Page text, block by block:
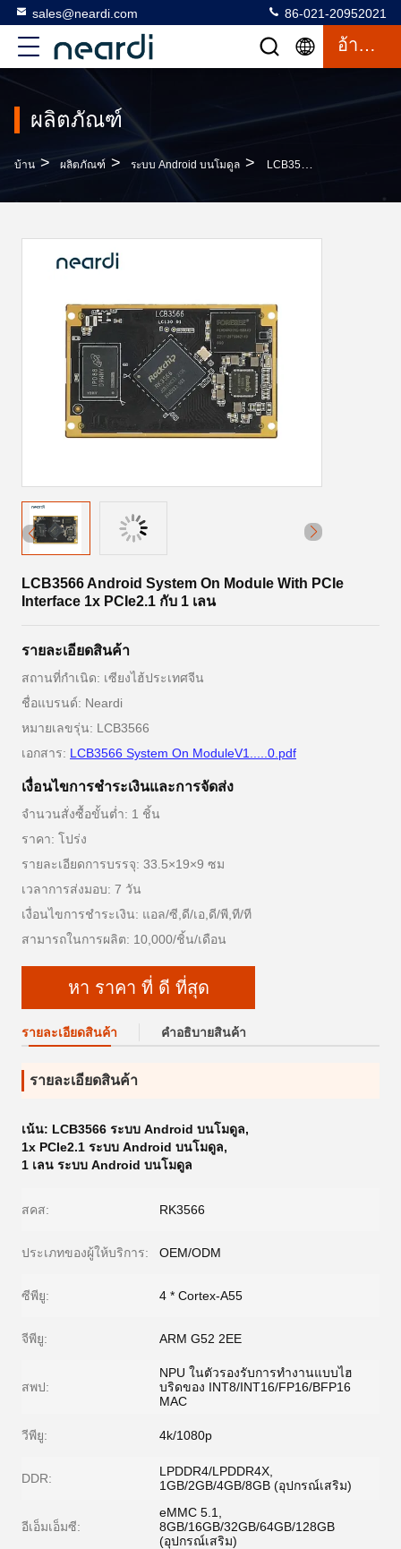
sales@neardi.com 86-021-20952021
อ้างอิง
ผลิตภัณฑ์
บ้าน > ผลิตภัณฑ์ > ระบบ Android บนโมดูล > LCB3566 Android System On Module With PCIe Interface 1x PCIe2.1 กับ 1 เลน
LCB3566 Android System On Module With PCIe
Interface 1x PCIe2.1 กับ 1 เลน
รายละเอียดสินค้า
สถานที่กำเนิด: เซียงไฮ้ประเทศจีน
ชื่อแบรนด์: Neardi
หมายเลขรุ่น: LCB3566
เอกสาร: LCB3566 System On ModuleV1.....0.pdf
เงื่อนไขการชําระเงินและการจัดส่ง
จำนวนสั่งซื้อขั้นต่ำ: 1 ชิ้น
ราคา: โปร่ง
รายละเอียดการบรรจุ: 33.5×19×9 ซม
เวลาการส่งมอบ: 7 วัน
เงื่อนไขการชำระเงิน: แอล/ซี,ดี/เอ,ดี/พี,ที/ที
สามารถในการผลิต: 10,000/ชิ้น/เดือน
หา ราคา ที่ ดี ที่สุด
รายละเอียดสินค้า คําอธิบายสินค้า
รายละเอียดสินค้า
เน้น: LCB3566 ระบบ Android บนโมดูล,
1x PCIe2.1 ระบบ Android บนโมดูล,
1 เลน ระบบ Android บนโมดูล
สคส: RK3566
ประเภทของผู้ให้บริการ: OEM/ODM
ซีพียู: 4 * Cortex-A55
จีพียู: ARM G52 2EE
สพป:
NPU ในตัวรองรับการทำงานแบบไฮ
บริดของ INT8/INT16/FP16/BFP16
MAC
วีพียู: 4k/1080p
DDR:
LPDDR4/LPDDR4X,
1GB/2GB/4GB/8GB (อุปกรณ์เสริม)
อีเอ็มเอ็มซี:
eMMC 5.1,
8GB/16GB/32GB/64GB/128GB
(อุปกรณ์เสริม)